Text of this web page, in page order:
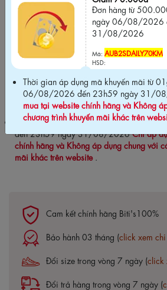
Giảm 70.000đ
Đơn hàng từ
ngày 06/08/2026
31/08/2026
Mã:AUB2SDAILY70KM
HSD:
Thời gian áp dụng mã khuyến mãi từ
đến 23h59 ngày 31/08/2026Chỉ áp
chính hãng và Không áp dụng chung với
mãi khác trên website
Cam kết chính hãng Biti's100%
Bảo hành 03 tháng (click xem chi
Đổi size trong vòng 7 ngày (click
Đổi trả hàng trong vòng 7 ngày (
Đơn hàng từ
ngày 06/08/2026
31/08/2026
Mã: AUB2SDAILY70KM
HSD:
Thời gian áp dụng mã khuyến mãi từ
06/08/2026 đến 23h59 ngày 31/
mua tại website chính hãng và Không
chương trình khuyến mãi khác trên